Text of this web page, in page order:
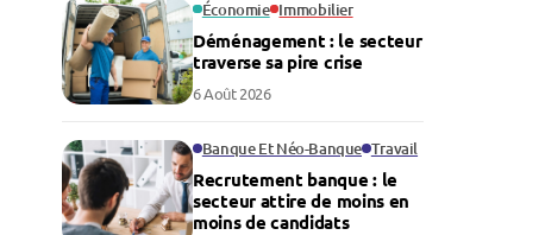
Économie Immobilier
Déménagement : le secteur
traverse sa pire crise
6 Août 2026
Banque Et Néo-Banque Travail
Recrutement banque : le
secteur attire de moins en
moins de candidats